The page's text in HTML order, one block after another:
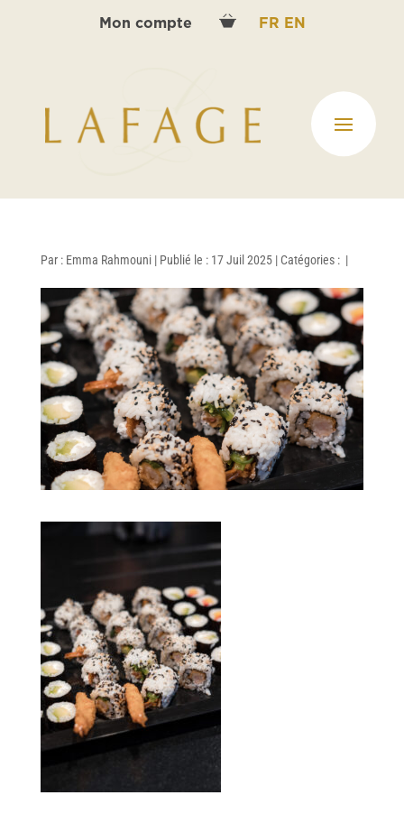
Mon compte FR EN
Par : Emma Rahmouni | Publié le : 17 Juil 2025 | Catégories : |